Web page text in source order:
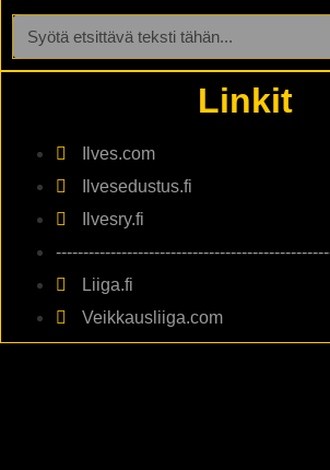
Linkit
Ilves.com
Ilvesedustus.fi
Ilvesry.fi
Liiga.fi
Veikkausliiga.com